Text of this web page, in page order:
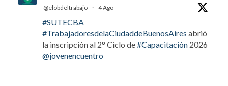
@elobdeltrabajo · 4 Ago
#SUTECBA
#TrabajadoresdelaCiudaddeBuenosAires abrió
la inscripción al 2° Ciclo de#Capacitación 2026
@jovenencuentro